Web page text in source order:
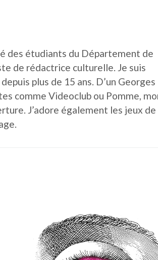
des étudiants du Département de
de rédactrice culturelle. Je suis
plus de 15 ans. D’un Georges
comme Videoclub ou Pomme,
J’adore également les jeux de